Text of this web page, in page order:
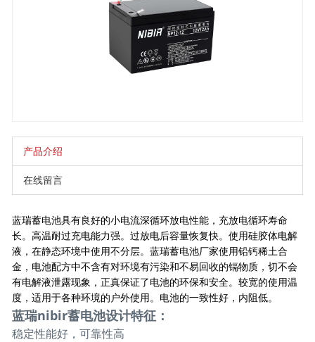
产品介绍
在线留言
蓝瑞蓄电池具有良好的小电流深循环放电性能，充放电循环寿命
长。高温耐过充电能力强。过放电后容量恢复快。使用硅胶体电解
液，在静态环境中使用不分层。蓝瑞蓄电池厂家使用铅钙稀土合
金，电池配方中不含有对环境有污染和不易回收的镉物质，切不会
有电解液泄露现象，正真保证了电池的环保和安全。较宽的使用温
度，适用于各种环境的户外使用。电池的一致性好，内阻低。
蓝瑞nibir蓄电池设计特征：
稳定性能好，可靠性高